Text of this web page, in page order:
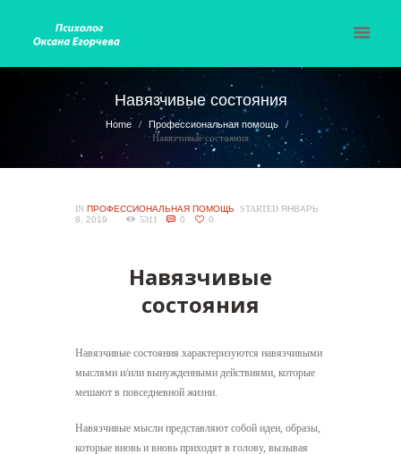
Навязчивые состояния
Home Профессиональная помощь
Навязчивые состояния
IN ПРОФЕССИОНАЛЬНАЯ ПОМОЩЬ STARTED ЯНВАРЬ
8, 2019
5311 0 0
Навязчивые
состояния
Навязчивые состояния характеризуются навязчивыми
мыслями и/или вынужденными действиями, которые
мешают в повседневной жизни.
Навязчивые мысли представляют собой идеи, образы,
которые вновь и вновь приходят в голову, вызывая